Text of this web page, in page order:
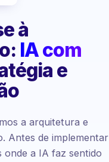
à
IA com
e
a arquitetura e
Antes de implementar
onde a IA faz sentido